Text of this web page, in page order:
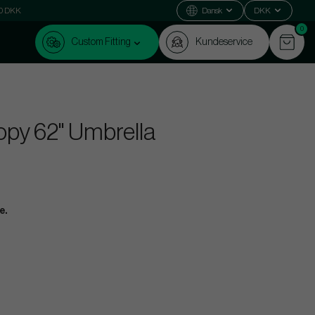
DKK Dansk DKK
Custom Fitting Kundeservice
0
62" Umbrella